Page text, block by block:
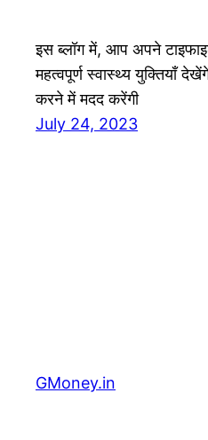
इस ब्लॉग में, आप अपने
महत्वपूर्ण स्वास्थ्य युक्तियाँ
करने में मदद करेंगी
July 24, 2023
GMoney.in